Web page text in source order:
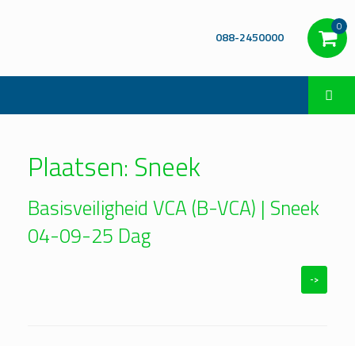
088-2450000
0
Plaatsen: Sneek
Basisveiligheid VCA (B-VCA) | Sneek
04-09-25 Dag
->